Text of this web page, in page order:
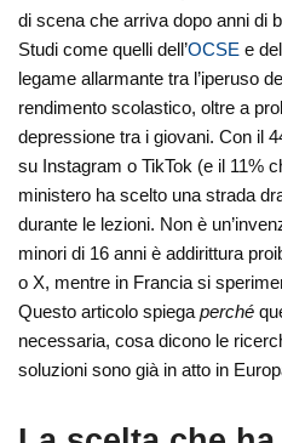
di scena che arriva dopo anni di
Studi come quelli dell’OCSE e
legame allarmante tra l’iperuso
rendimento scolastico, oltre a
depressione tra i giovani. Con il
su Instagram o TikTok (e il 11%
ministero ha scelto una strada
durante le lezioni. Non è
minori di 16 anni è addirittura
o X, mentre in Francia si
Questo articolo spiegaperché
necessaria, cosa dicono le
soluzioni sono già in atto in